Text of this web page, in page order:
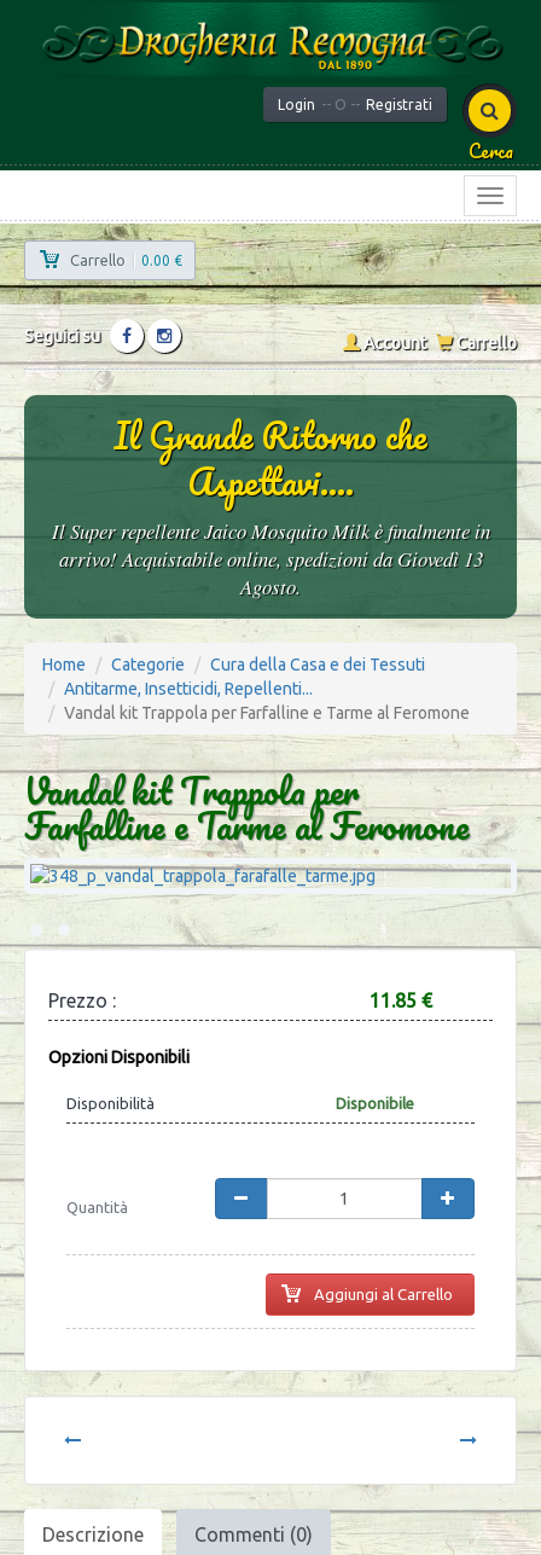
Login -- O -- Registrati
Cerca
Carrello 0.00 €
Seguici su Account Carrello
Il Grande Ritorno che
Aspettavi....
Il Super repellente Jaico Mosquito Milk è finalmente in
arrivo! Acquistabile online, spedizioni da Giovedì 13
Agosto.
Home Categorie
Cura della Casa e dei Tessuti
Antitarme, Insetticidi, Repellenti...
Vandal kit Trappola per Farfalline e Tarme al Feromone
Vandal kit Trappola per
Farfalline e Tarme al Feromone
Prezzo : 11.85 €
Opzioni Disponibili
Disponibilità Disponibile
Quantità
Aggiungi al Carrello
Descrizione Commenti (0)